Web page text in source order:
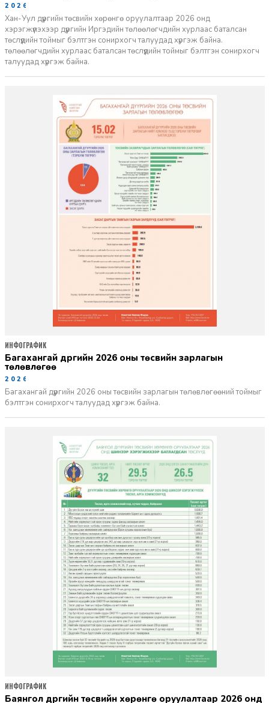
2026-03-18
Хан-Уул дүүргийн төсвийн хөрөнгө оруулалтаар 2026 онд
хэрэгжүүлэхээр дүүргийн Иргэдийн төлөөлөгчдийн хурлаас баталсан
төслүүдийн тоймыг бэлтгэн сонирхогч талуудад хүргэж байна.
төлөөлөгчдийн хурлаас баталсан төслүүдийн тоймыг бэлтгэн сонирхогч
талуудад хүргэж байна.
Багахангай дүүргийн 2026 оны төсвийн зарлагын
төлөвлөгөө
2026-03-06
Багахангай дүүргийн 2026 оны төсвийн зарлагын төлөвлөгөөний тоймыг
бэлтгэн сонирхогч талуудад хүргэж байна.
ИНФОГРАФИК
Баянгол дүүргийн төсвийн хөрөнгө оруулалтаар 2026 онд
ИНФОГРАФИК